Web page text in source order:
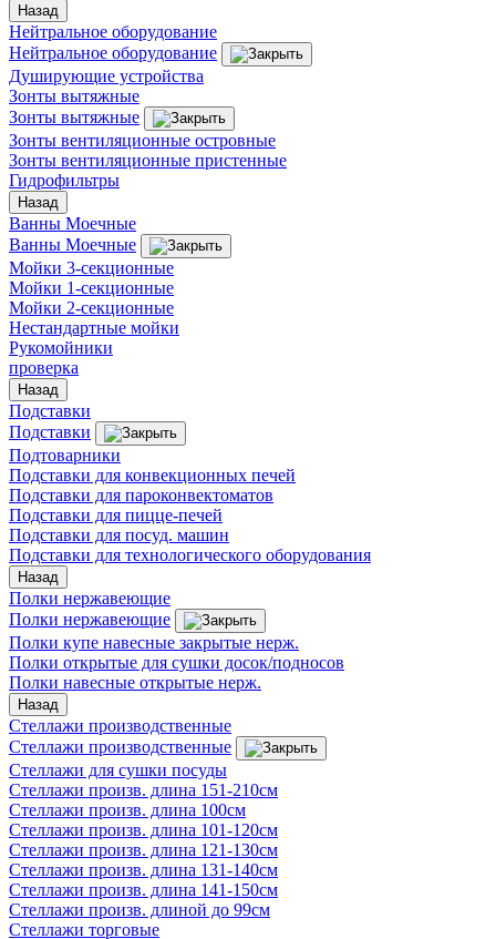
Назад
Нейтральное оборудование
Нейтральное оборудование
Душирующие устройства
Зонты вытяжные
Зонты вытяжные
Зонты вентиляционные островные
Зонты вентиляционные пристенные
Гидрофильтры
Назад
Ванны Моечные
Ванны Моечные
Мойки 3-секционные
Мойки 1-секционные
Мойки 2-секционные
Нестандартные мойки
Рукомойники
проверка
Назад
Подставки
Подставки
Подтоварники
Подставки для конвекционных печей
Подставки для пароконвектоматов
Подставки для пицце-печей
Подставки для посуд. машин
Подставки для технологического оборудования
Назад
Полки нержавеющие
Полки нержавеющие
Полки купе навесные закрытые нерж.
Полки открытые для сушки досок/подносов
Полки навесные открытые нерж.
Назад
Стеллажи производственные
Стеллажи производственные
Стеллажи для сушки посуды
Стеллажи произв. длина 151-210см
Стеллажи произв. длина 100см
Стеллажи произв. длина 101-120см
Стеллажи произв. длина 121-130см
Стеллажи произв. длина 131-140см
Стеллажи произв. длина 141-150см
Стеллажи произв. длиной до 99см
Стеллажи торговые